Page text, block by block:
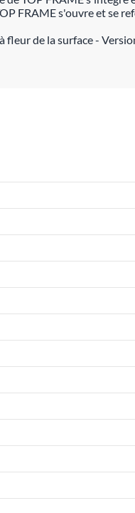
FRAME s'ouvre et se
de la surface -